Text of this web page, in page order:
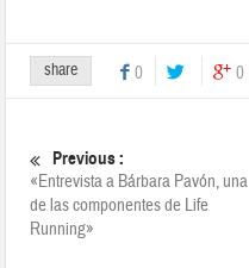
share 0 0
Previous :
«Entrevista a Bárbara Pavón, una
de las componentes de Life
Running»